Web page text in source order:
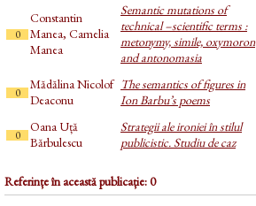
0
Constantin
Manea, Camelia
Manea
Semantic mutations of
technical –scientific terms :
metonymy, simile, oxymoron
and antonomasia
0
Mădălina Nicolof
Deaconu
The semantics of figures in
Ion Barbu’s poems
0
Oana Uță
Bărbulescu
Strategii ale ironiei în stilul
publicistic. Studiu de caz
Referințe în această publicație: 0